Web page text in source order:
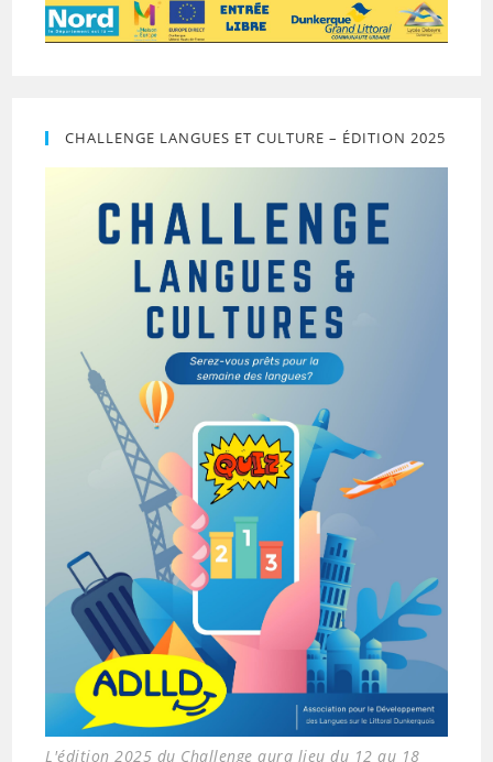
CHALLENGE LANGUES ET CULTURE – ÉDITION 2025
L'édition 2025 du Challenge aura lieu du 12 au 18